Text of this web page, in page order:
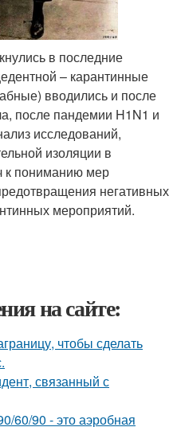
в последние
– карантинные
вводились и после
после пандемии H1N1 и
исследований,
изоляции в
к пониманию мер
негативных
мероприятий.
на сайте:
чтобы сделать
связанный с
60/90 - это аэробная